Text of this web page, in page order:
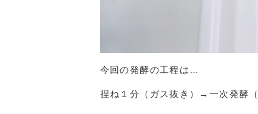
今回の発酵の工程は…
捏ね１分（ガス抜き）→一次発酵